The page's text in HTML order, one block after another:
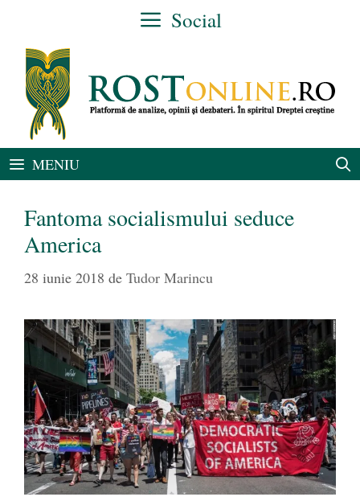
conținut
Social
MENIU
Fantoma socialismului seduce
America
28 iunie 2018 de Tudor Marincu